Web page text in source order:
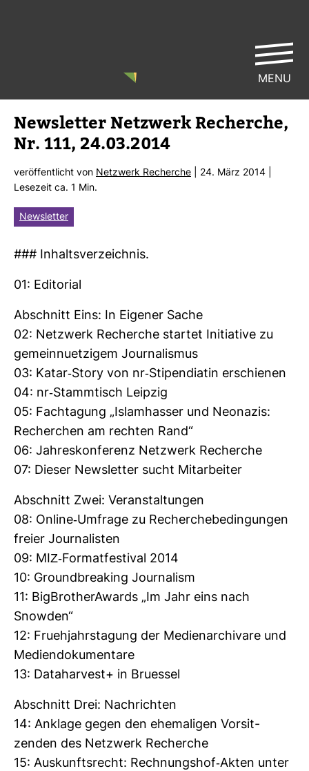
News­letter Netz­werk Recherche,
Nr. 111, 24.03.2014
ver­öf­fent­licht von Netz­werk Recherche | 24. März 2014 |
Lese­zeit ca. 1 Min.
Newsletter
### Inhalts­ver­zeichnis.
01: Edi­to­rial
Abschnitt Eins: In Eigener Sache
02: Netz­werk Recherche startet Initia­tive zu
gemein­nuet­zigem Jour­na­lismus
03: Katar-​Story von nr-​Sti­pen­diatin erschienen
04: nr-​Stamm­tisch Leipzig
05: Fach­ta­gung „Islam­hasser und Neo­nazis:
Recher­chen am rechten Rand“
06: Jah­res­kon­fe­renz Netz­werk Recherche
07: Dieser News­letter sucht Mit­ar­beiter
Abschnitt Zwei: Ver­an­stal­tungen
08: Online-​Umfrage zu Recher­che­be­din­gungen
freier Jour­na­listen
09: MIZ-​For­mat­fes­tival 2014
10: Ground­brea­king Jour­na­lism
11: Big­BrotherA­wards „Im Jahr eins nach
Snowden“
12: Frueh­jahrs­ta­gung der Medi­en­ar­chi­vare und
Medi­en­do­ku­men­tare
13: Data­har­vest+ in Bru­essel
Abschnitt Drei: Nach­richten
14: Anklage gegen den ehe­ma­ligen Vor­sit­
zenden des Netz­werk Recherche
15: Aus­kunfts­recht: Rech­nungshof-​Akten unter
MENU